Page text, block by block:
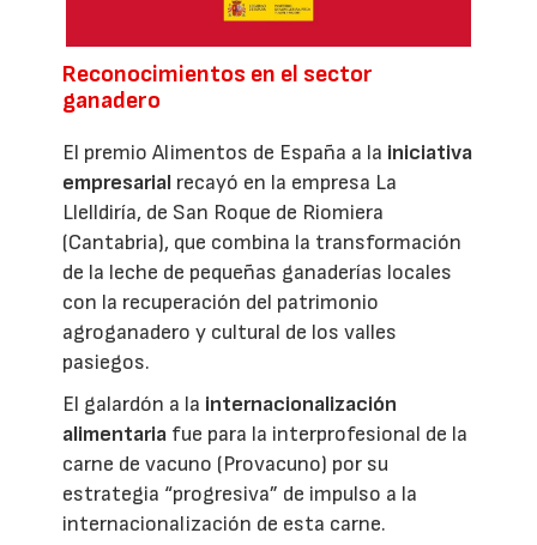
Reconocimientos en el sector
ganadero
El premio Alimentos de España a la iniciativa
empresarial recayó en la empresa La
Llelldiría, de San Roque de Riomiera
(Cantabria), que combina la transformación
de la leche de pequeñas ganaderías locales
con la recuperación del patrimonio
agroganadero y cultural de los valles
pasiegos.
El galardón a la internacionalización
alimentaria fue para la interprofesional de la
carne de vacuno (Provacuno) por su
estrategia “progresiva” de impulso a la
internacionalización de esta carne.